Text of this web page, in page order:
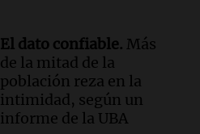
El dato confiable. Más
de la mitad de la
población reza en la
intimidad, según un
informe de la UBA